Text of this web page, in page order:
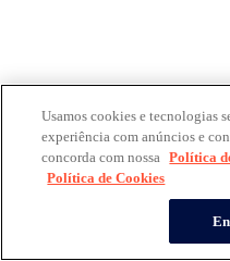
Usamos cookies e tecnologias
experiência com anúncios e
concorda com nossa Política
Política de Cookies